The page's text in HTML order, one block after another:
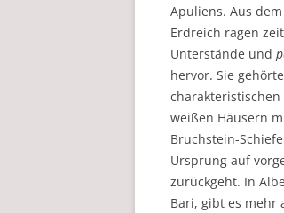
Apuliens. Aus
Erdreich ragen
Unterstände und
hervor. Sie
charakteristischen
weißen Häusern
Bruchstein-
Ursprung auf
zurückgeht. In
Bari, gibt es mehr